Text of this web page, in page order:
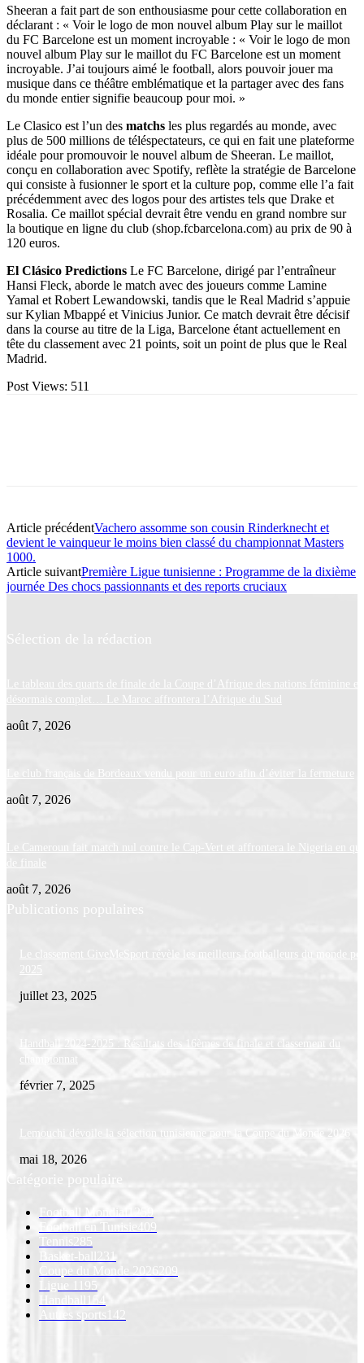
Sheeran a fait part de son enthousiasme pour cette collaboration en
déclarant : « Voir le logo de mon nouvel album Play sur le maillot
du FC Barcelone est un moment incroyable : « Voir le logo de mon
nouvel album Play sur le maillot du FC Barcelone est un moment
incroyable. J’ai toujours aimé le football, alors pouvoir jouer ma
musique dans ce théâtre emblématique et la partager avec des fans
du monde entier signifie beaucoup pour moi. »
Le Clasico est l’un des matchs les plus regardés au monde, avec
plus de 500 millions de téléspectateurs, ce qui en fait une plateforme
idéale pour promouvoir le nouvel album de Sheeran. Le maillot,
conçu en collaboration avec Spotify, reflète la stratégie de Barcelone
qui consiste à fusionner le sport et la culture pop, comme elle l’a fait
précédemment avec des logos pour des artistes tels que Drake et
Rosalia. Ce maillot spécial devrait être vendu en grand nombre sur
la boutique en ligne du club (shop.fcbarcelona.com) au prix de 90 à
120 euros.
El Clásico Predictions Le FC Barcelone, dirigé par l’entraîneur
Hansi Fleck, aborde le match avec des joueurs comme Lamine
Yamal et Robert Lewandowski, tandis que le Real Madrid s’appuie
sur Kylian Mbappé et Vinicius Junior. Ce match devrait être décisif
dans la course au titre de la Liga, Barcelone étant actuellement en
tête du classement avec 21 points, soit un point de plus que le Real
Madrid.
Post Views: 511
Article précédentVachero assomme son cousin Rinderknecht et
devient le vainqueur le moins bien classé du championnat Masters
1000.
Article suivantPremière Ligue tunisienne : Programme de la dixième
journée Des chocs passionnants et des reports cruciaux
Sélection de la rédaction
Le tableau des quarts de finale de la Coupe d’Afrique des nations féminine
désormais complet… Le Maroc affrontera l’Afrique du Sud
août 7, 2026
Le club français de Bordeaux vendu pour un euro afin d’éviter la fermeture
août 7, 2026
Le Cameroun fait match nul contre le Cap-Vert et affrontera le Nigeria en
de finale
août 7, 2026
Publications populaires
Le classement GiveMeSport révèle les meilleurs footballeurs du monde
juillet 23, 2025
Handball 2024-2025 : Résultats des 16èmes de finale et classement du
championnat
février 7, 2025
Lemouchi dévoile la sélection tunisienne pour la Coupe du Monde 2026
mai 18, 2026
Catégorie populaire
Football Mondial
1259
Football en Tunisie 409
Tennis
285
Basket-ball
231
Coupe du Monde 2026 209
Ligue 1
195
Handball
154
Autres sports 142